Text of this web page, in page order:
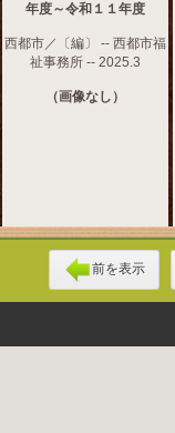
年度～令和１１年度
西都市／〔編〕 -- 西都市福
祉事務所 -- 2025.3
（画像なし）
前を表示